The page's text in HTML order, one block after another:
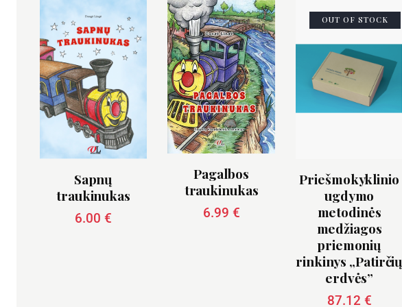
Sapnų
traukinukas
6.00€
Pagalbos
traukinukas
6.99 €
OUT OF STOCK
Priešmokyklinio
ugdymo
metodinės
medžiagos
priemonių
rinkinys „Patirčių
erdvės”
87.12 €